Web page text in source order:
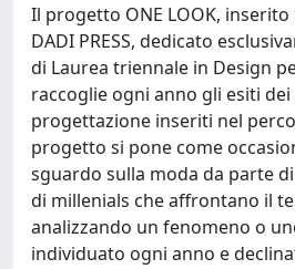
Il progetto ONE LOOK,
DADI PRESS, dedicato
di Laurea triennale in Design
raccoglie ogni anno gli esiti
progettazione inseriti nel
progetto si pone come
sguardo sulla moda da parte
di millenials che affrontano il
analizzando un fenomeno o
individuato ogni anno e